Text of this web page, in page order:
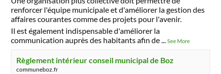
renforcer l'équipe municipale et d'améliorer la gestion des
affaires courantes comme des projets pour l'avenir.
Il est également indispensable d'améliorer la
communication auprès des habitants afin de...See More
Règlement intérieur conseil municipal de Boz
communeboz.fr